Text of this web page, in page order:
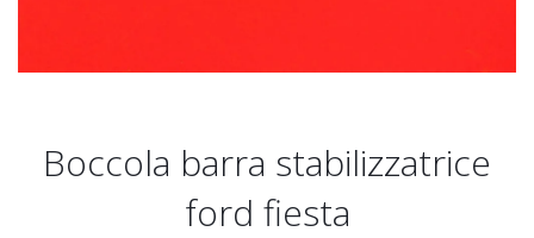
Boccola barra stabilizzatrice
ford fiesta